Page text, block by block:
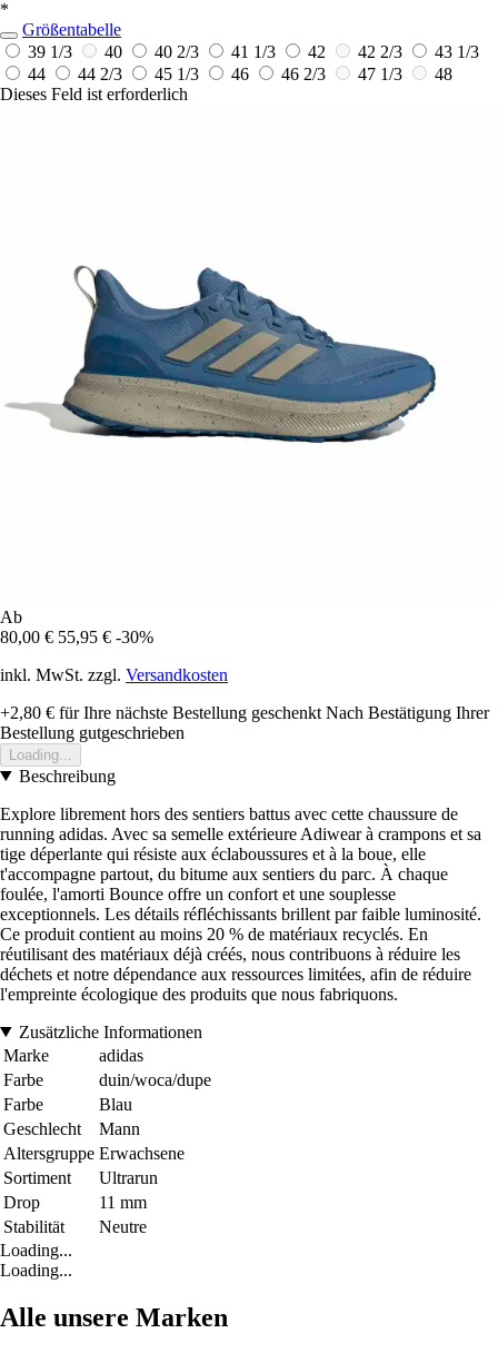
*
Größentabelle
39 1/3
40 40 2/3 41 1/3 42 42 2/3
43 1/3
44
44 2/3 45 1/3 46 46 2/3 47 1/3
48
Dieses Feld ist erforderlich
Ab
80,00 € 55,95 € -30%
inkl. MwSt. zzgl. Versandkosten
+2,80 € für Ihre nächste Bestellung geschenkt Nach Bestätigung Ihrer
Bestellung gutgeschrieben
Loading...
Beschreibung
Explore librement hors des sentiers battus avec cette chaussure de
running adidas. Avec sa semelle extérieure Adiwear à crampons et sa
tige déperlante qui résiste aux éclaboussures et à la boue, elle
t'accompagne partout, du bitume aux sentiers du parc. À chaque
foulée, l'amorti Bounce offre un confort et une souplesse
exceptionnels. Les détails réfléchissants brillent par faible luminosité.
Ce produit contient au moins 20 % de matériaux recyclés. En
réutilisant des matériaux déjà créés, nous contribuons à réduire les
déchets et notre dépendance aux ressources limitées, afin de réduire
l'empreinte écologique des produits que nous fabriquons.
Zusätzliche Informationen
Marke
adidas
Farbe
duin/woca/dupe
Farbe
Blau
Geschlecht
Mann
Altersgruppe Erwachsene
Sortiment
Ultrarun
Drop
11 mm
Stabilität
Neutre
Loading...
Loading...
Alle unsere Marken